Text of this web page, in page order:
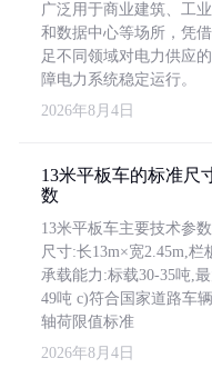
广泛用于商业建筑、工
和数据中心等场所，凭
足不同领域对电力供应
障电力系统稳定运行。
2026年8月4日
13米平板车的标准尺
数
13米平板车主要技术参
尺寸:长13m×宽2.45m,栏
承载能力:标载30-35吨,
49吨 c)符合国家道路车
轴荷限值标准
2026年8月4日